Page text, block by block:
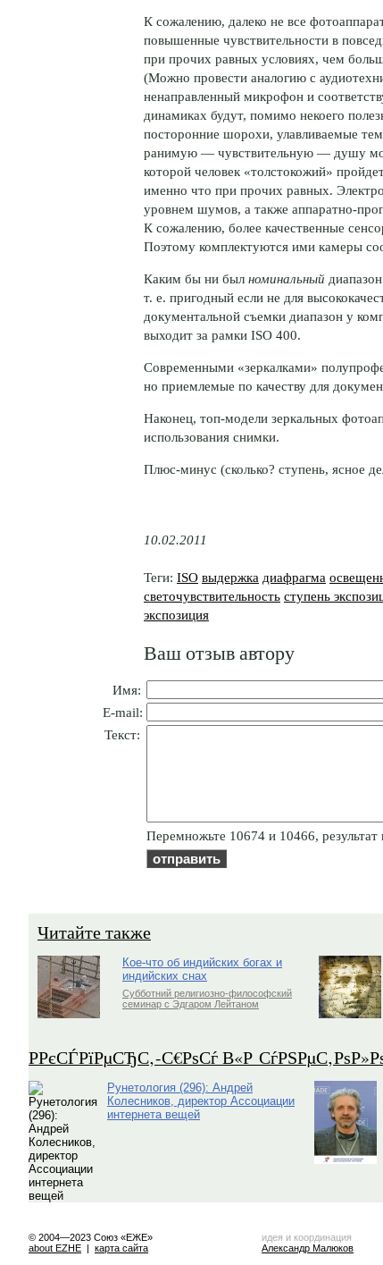
К сожалению, далеко не все
повышенные чувствительности в
при прочих равных условиях, чем
(Можно провести аналогию с
ненаправленный микрофон и
динамиках будут, помимо некоего
посторонние шорохи, улавливаемые
ранимую — чувствительную — душу
которой человек «толстокожий»
именно что при прочих равных.
уровнем шумов, а также аппаратно-
К сожалению, более качественные
Поэтому комплектуются ими камеры
Каким бы ни был номинальный
т. е. пригодный если не для
документальной съемки диапазон у
выходит за рамки ISO 400.
Современными «зеркалками»
но приемлемые по качеству для
Наконец, топ-модели зеркальных
использования снимки.
Плюс-минус (сколько? ступень, ясное
10.02.2011
Теги: ISO выдержка диафрагма
светочувствительность ступень
экспозиция
Ваш отзыв автору
Имя:
E-mail:
Текст:
Пepeмнoжьтe 10674 и 10466, результат
Читайте также
Кое-что об индийских богах и
индийских снах
Субботний религиозно-философский
семинар с Эдгаром Лейтаном
Р­РєСЃРїРµСЂС‚-С€РѕСѓ В«Р
Рунетология (296): Андрей
Колесников, директор Ассоциации
интернета вещей
© 2004—2023 Союз «ЕЖЕ»
about EZHE | карта сайта
идея и координация
Александр Малюков